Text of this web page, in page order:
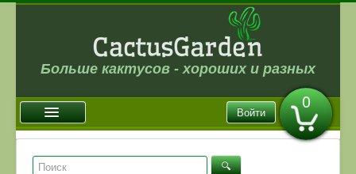
Больше кактусов - хороших и разных
0
Войти
Главная